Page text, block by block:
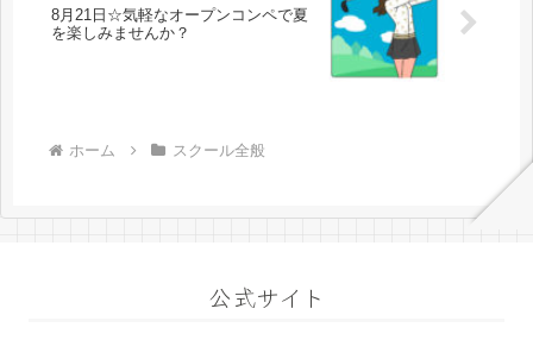
8月21日☆気軽なオープンコンペで夏
を楽しみませんか？
ホーム スクール全般
公式サイト